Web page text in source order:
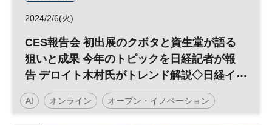
2024/2/6(火)
CES報告会 初出展のクボタと資生堂が語る
狙いと成果 今年のトピックを日経記者が報
告 デロイト木村氏がトレンド解説◇日経イ
ノベーション・ミートアップ
AI オンライン オープン・イノベーション